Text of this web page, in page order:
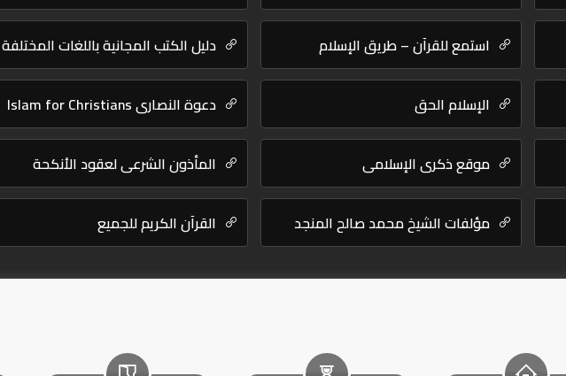
استمع للقرآن – طريق الإسلام دليل الكتب المجانية باللغات المختلفة
الإسلام الحق دعوة النصارى Islam for Christians
موقع ذكرى الإسلامي المأذون الشرعي لعقود الأنكحة
مؤلفات الشيخ محمد صالح المنجد القرآن الكريم للجميع